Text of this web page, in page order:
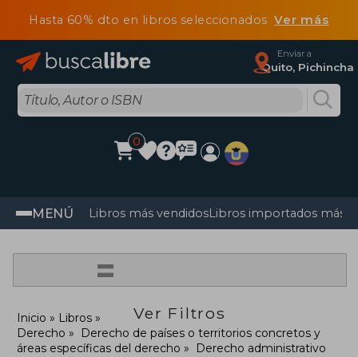
Hasta 60% dto en libros seleccionadosVer más
Enviar a
Quito, Pichincha
0
MENÚ Libros más vendidosLibros importados más
=
Ver Filtros
Inicio
Libros
Derecho
Derecho de países o territorios concretos y
áreas específicas del derecho
Derecho administrativo